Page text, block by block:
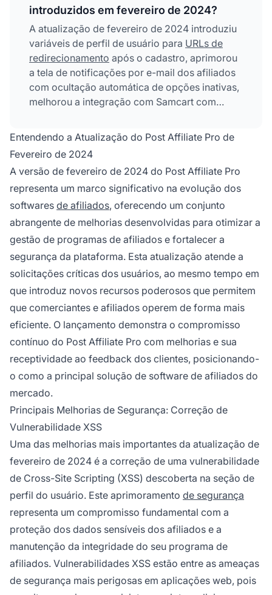
introduzidos em fevereiro de 2024?
A atualização de fevereiro de 2024 introduziu
variáveis de perfil de usuário para URLs de
redirecionamento após o cadastro, aprimorou
a tela de notificações por e-mail dos afiliados
com ocultação automática de opções inativas,
melhorou a integração com Samcart com
criação de banners HTML com suporte a
JavaScript e solucionou vulnerabilidades
críticas de XSS para maior segurança.
Entendendo a Atualização do Post Affiliate Pro de
Fevereiro de 2024
A versão de fevereiro de 2024 do Post Affiliate Pro
representa um marco significativo na evolução dos
softwares de afiliados, oferecendo um conjunto
abrangente de melhorias desenvolvidas para otimizar a
gestão de programas de afiliados e fortalecer a
segurança da plataforma. Esta atualização atende a
solicitações críticas dos usuários, ao mesmo tempo em
que introduz novos recursos poderosos que permitem
que comerciantes e afiliados operem de forma mais
eficiente. O lançamento demonstra o compromisso
contínuo do Post Affiliate Pro com melhorias e sua
receptividade ao feedback dos clientes, posicionando-
o como a principal solução de software de afiliados do
mercado.
Principais Melhorias de Segurança: Correção de
Vulnerabilidade XSS
Uma das melhorias mais importantes da atualização de
fevereiro de 2024 é a correção de uma vulnerabilidade
de Cross-Site Scripting (XSS) descoberta na seção de
perfil do usuário. Este aprimoramento de segurança
representa um compromisso fundamental com a
proteção dos dados sensíveis dos afiliados e a
manutenção da integridade do seu programa de
afiliados. Vulnerabilidades XSS estão entre as ameaças
de segurança mais perigosas em aplicações web, pois